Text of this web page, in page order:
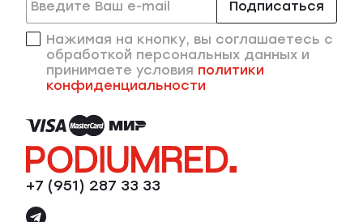
+7 (951) 287 33 33
Подписаться
Нажимая на кнопку, вы соглашаетесь с
обработкой персональных данных и
принимаете условия политики
конфиденциальности